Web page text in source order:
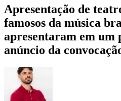
Apresentação de
famosos da música
apresentaram em um
anúncio da